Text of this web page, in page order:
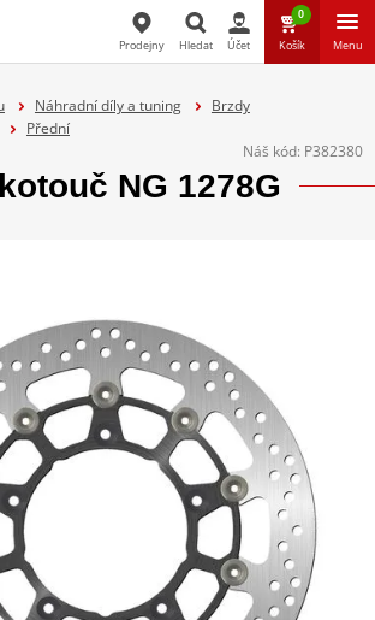
Prodejny Hledat Účet
0
Košík Menu
Náhradní díly a tuning
Brzdy
Přední
Náš kód: P382380
NG 1278G